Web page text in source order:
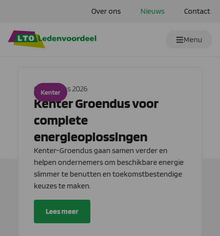
Over ons Nieuws Contact
Menu
6 augustus 2026
Kenter Groendus voor
complete
energieoplossingen
Kenter-Groendus gaan samen verder en
helpen ondernemers om beschikbare energie
slimmer te benutten en toekomstbestendige
keuzes te maken.
Lees meer
Kenter